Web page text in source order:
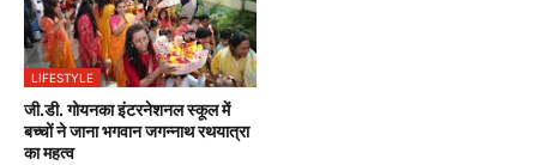
LIFESTYLE
जी.डी. गोयनका इंटरनेशनल स्कूल में
बच्चों ने जाना भगवान जगन्नाथ रथयात्रा
का महत्व